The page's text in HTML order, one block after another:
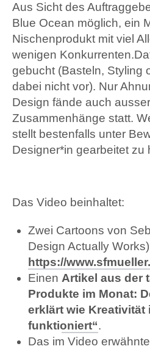
Aus Sicht des
Blue Ocean möglich, ein
Nischenprodukt mit viel
wenigen
gebucht (Basteln, Styling
dabei nicht vor). Nur
Design fände auch
Zusammenhänge statt.
stellt bestenfalls unter
Designer*in gearbeitet zu
Das Video beinhaltet:
Zwei Cartoons von
Design Actually
https://
Einen Artikel aus der
Produkte im Monat:
erklärt wie Kreativität
funktioniert“.
Das im Video erwähnte